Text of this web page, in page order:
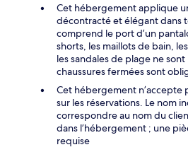
Cet hébergement applique
décontracté et élégant dans
comprend le port d’un
shorts, les maillots de bain,
les sandales de plage ne
chaussures fermées sont
Cet hébergement n’accepte
sur les réservations. Le nom
correspondre au nom du
dans l’hébergement ; une
requise